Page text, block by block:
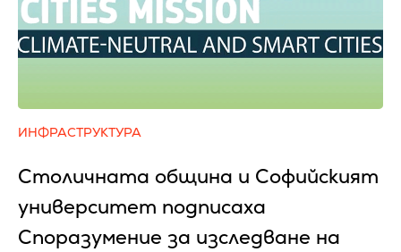
ИНФРАСТРУКТУРА
Столичната община и Софийският
университет подписаха
Споразумение за изследване на